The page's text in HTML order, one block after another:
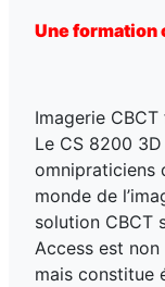
Une formation
Imagerie
Le CS 8200
omnipraticiens
monde de
solution CBCT
Access est
mais constitue